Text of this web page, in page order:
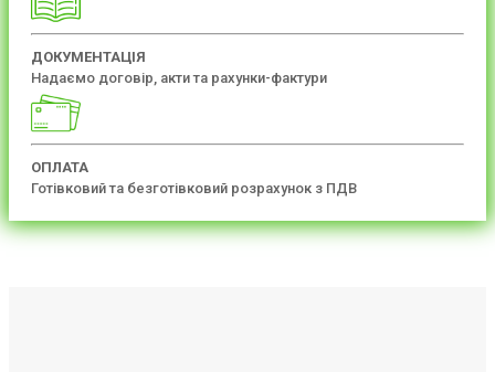
ДОКУМЕНТАЦІЯ
Надаємо договір, акти та рахунки-фактури
ОПЛАТА
Готівковий та безготівковий розрахунок з ПДВ